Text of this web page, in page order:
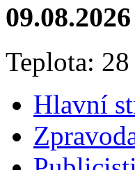
Teplota:
Hlavní